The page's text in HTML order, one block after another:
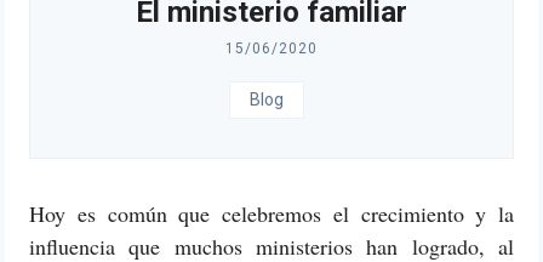
El ministerio familiar
15/06/2020
Blog
Hoy es común que celebremos el crecimiento y la
influencia que muchos ministerios han logrado, al